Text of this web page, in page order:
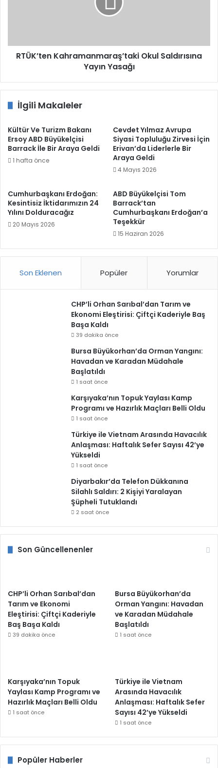
RTÜK’ten Kahramanmaraş’taki Okul Saldırısına
Yayın Yasağı
İlgili Makaleler
Kültür Ve Turizm Bakanı
Ersoy ABD Büyükelçisi
Barrack İle Bir Araya Geldi
1 hafta önce
Cevdet Yılmaz Avrupa
Siyasi Topluluğu Zirvesi İçin
Erivan’da Liderlerle Bir
Araya Geldi
4 Mayıs 2026
Cumhurbaşkanı Erdoğan:
Kesintisiz İktidarımızın 24
Yılını Dolduracağız
20 Mayıs 2026
ABD Büyükelçisi Tom
Barrack’tan
Cumhurbaşkanı Erdoğan’a
Teşekkür
15 Haziran 2026
Son Eklenen Popüler Yorumlar
CHP’li Orhan Sarıbal’dan Tarım ve
Ekonomi Eleştirisi: Çiftçi Kaderiyle Baş
Başa Kaldı
39 dakika önce
Bursa Büyükorhan’da Orman Yangını:
Havadan ve Karadan Müdahale
Başlatıldı
1 saat önce
Karşıyaka’nın Topuk Yaylası Kamp
Programı ve Hazırlık Maçları Belli Oldu
1 saat önce
Türkiye ile Vietnam Arasında Havacılık
Anlaşması: Haftalık Sefer Sayısı 42’ye
Yükseldi
1 saat önce
Diyarbakır’da Telefon Dükkanına
Silahlı Saldırı: 2 Kişiyi Yaralayan
Şüpheli Tutuklandı
2 saat önce
Son Güncellenenler
CHP’li Orhan Sarıbal’dan
Tarım ve Ekonomi
Eleştirisi: Çiftçi Kaderiyle
Baş Başa Kaldı
39 dakika önce
Bursa Büyükorhan’da
Orman Yangını: Havadan
ve Karadan Müdahale
Başlatıldı
1 saat önce
Karşıyaka’nın Topuk
Yaylası Kamp Programı ve
Hazırlık Maçları Belli Oldu
1 saat önce
Türkiye ile Vietnam
Arasında Havacılık
Anlaşması: Haftalık Sefer
Sayısı 42’ye Yükseldi
1 saat önce
Popüler Haberler